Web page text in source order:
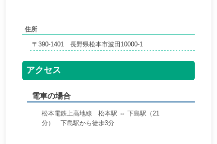
住所
〒390-1401 長野県松本市波田10000-1
アクセス
電車の場合
松本電鉄上高地線 松本駅 ⇔ 下島駅（21
分） 下島駅から徒歩3分